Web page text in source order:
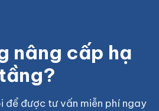
nâng cấp hạ
để được tư vấn miễn phí ngay